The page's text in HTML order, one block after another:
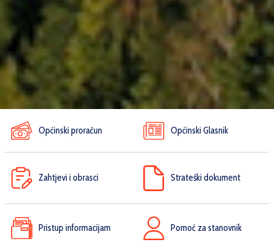
Općinski proračun Općinski Glasnik
Zahtjevi i obrasci Strateški dokument
Pristup informacijam Pomoć za stanovnik